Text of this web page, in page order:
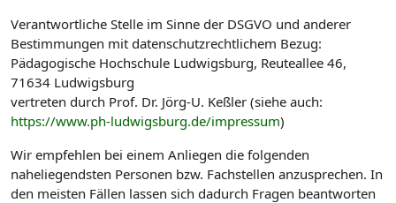
Verantwortliche Stelle im Sinne der DSGVO und anderer
Bestimmungen mit datenschutzrechtlichem Bezug:
Pädagogische Hochschule Ludwigsburg, Reuteallee 46,
71634 Ludwigsburg
vertreten durch Prof. Dr. Jörg-U. Keßler (siehe auch:
https://www.ph-ludwigsburg.de/impressum)
Wir empfehlen bei einem Anliegen die folgenden
naheliegendsten Personen bzw. Fachstellen anzusprechen. In
den meisten Fällen lassen sich dadurch Fragen beantworten